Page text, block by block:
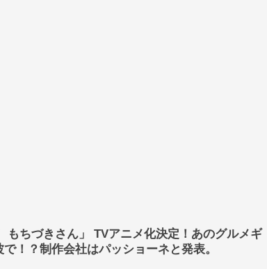
もちづきさん」 TVアニメ化決定！あのグルメギ
！？制作会社はパッショーネと発表。